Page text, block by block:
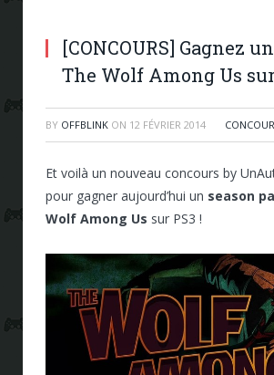
[CONCOURS] Gagnez
The Wolf Among Us
BY OFFBLINK ON 12 FÉVRIER 2014
Et voilà un nouveau concours by
pour gagner aujourd’hui un season
Wolf Among Us sur PS3 !